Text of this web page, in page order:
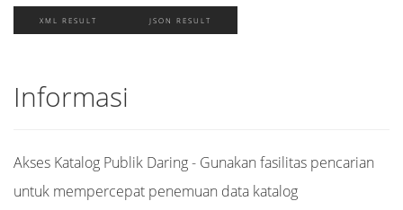
XML RESULT JSON RESULT
Informasi
Akses Katalog Publik Daring - Gunakan fasilitas pencarian
untuk mempercepat penemuan data katalog